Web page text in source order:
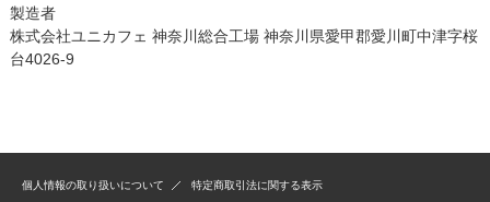
製造者
株式会社ユニカフェ 神奈川総合工場 神奈川県愛甲郡愛川町中津字桜
台4026-9
個人情報の取り扱いについて 特定商取引法に関する表示